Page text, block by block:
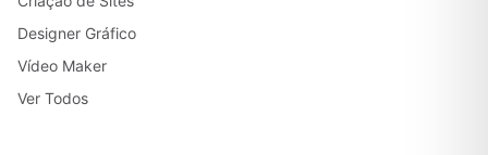
Designer Gráfico
Vídeo Maker
Ver Todos